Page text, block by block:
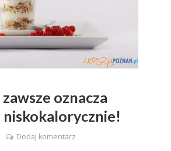
oznacza
Dodaj komentarz